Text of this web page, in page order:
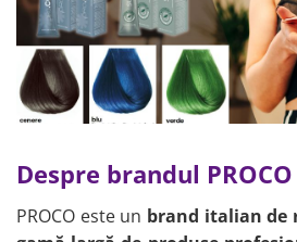
Spume de par
Vopsele de par
Oxidanti de par
Decolorant de par
Tratamente pentru par
Sorturi
Seturi vopsit
Foarfece de tuns
Foarfeci tuns
Foarfece de filat
Suporturi foarfeci
Accesorii pentru frizerie
Piepteni
Pamatufuri
Perii de par
Incalzitor ceara
Hartie epilatoare
Produse pre si post epilat
Accesorii epilat
Produse masaj
Accesorii masaj
Kimono-uri
Freze manichiura
Capete freza unghii
Instrumente otel
Perini manichiura
Tratamente parafina
Consumabile manichiura
Gamma+
Gettin Fluo
Italicare
Kiepe
Labor Pro
Despre brandul PROCO
PROCO este un brand italian de